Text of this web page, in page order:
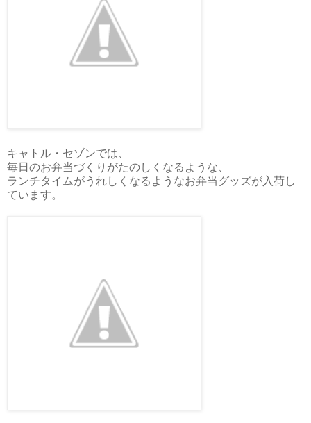
キャトル・セゾンでは、
毎日のお弁当づくりがたのしくなるような、
ランチタイムがうれしくなるようなお弁当グッズが入荷し
ています。